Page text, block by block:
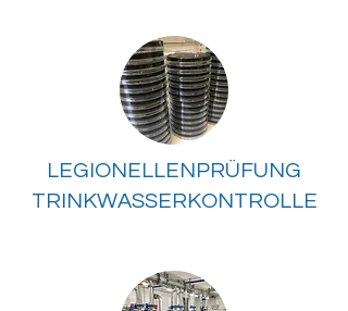
LEGIONELLENPRÜFUNG
TRINKWASSERKONTROLLE